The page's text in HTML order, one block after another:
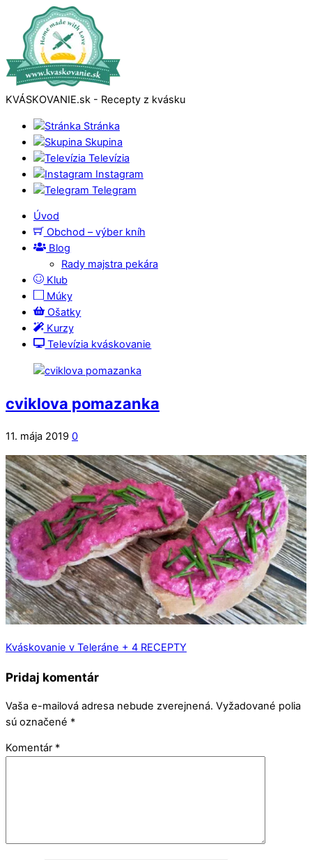
KVÁSKOVANIE.sk - Recepty z kvásku
Stránka
Skupina
Televízia
Instagram
Telegram
Úvod
Obchod – výber kníh
Blog
Rady majstra pekára
Klub
Múky
Ošatky
Kurzy
Televízia kváskovanie
cviklova pomazanka
11. mája 2019 0
Kváskovanie v Teleráne + 4 RECEPTY
Pridaj komentár
Vaša e-mailová adresa nebude zverejnená. Vyžadované polia
sú označené *
Komentár *